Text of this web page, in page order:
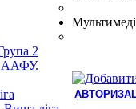
2
ААФУ.